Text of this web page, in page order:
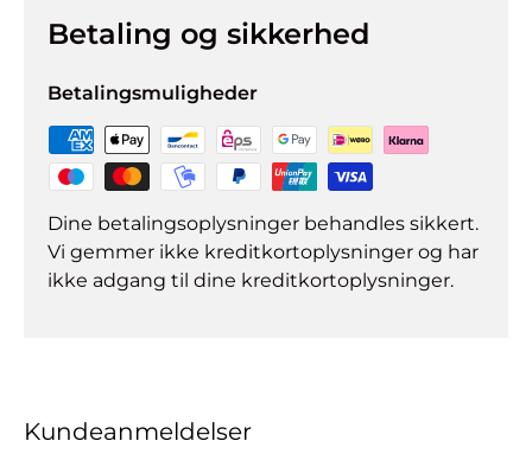
Betaling og sikkerhed
Betalingsmuligheder
Dine betalingsoplysninger behandles sikkert.
Vi gemmer ikke kreditkortoplysninger og har
ikke adgang til dine kreditkortoplysninger.
Kundeanmeldelser